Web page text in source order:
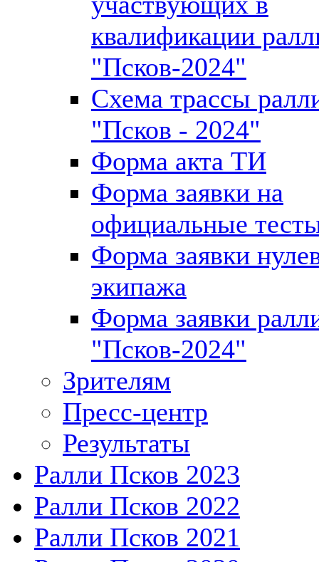
квалификации
"Псков-2024"
Схема трассы
"Псков - 2024"
Форма акта ТИ
Форма заявки на
официальные
Форма заявки
экипажа
Форма заявки
"Псков-2024"
Зрителям
Пресс-центр
Результаты
Ралли Псков 2023
Ралли Псков 2022
Ралли Псков 2021